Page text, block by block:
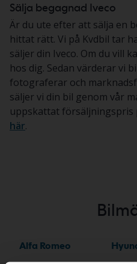
Sälja begagnad Iveco
Är du ute efter att sälja en
hittat rätt. Vi på Kvdbil tar
säljer din Iveco. Om du vill
hos dig. Sedan värderar vi
fotograferar och
säljer vi din bil genom vår
uppskattat försäljningspris
här.
Alfa Romeo